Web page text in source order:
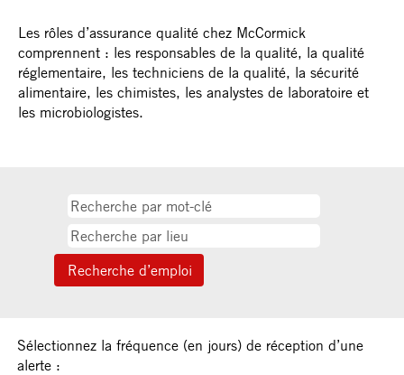
Les rôles d’assurance qualité chez McCormick
comprennent : les responsables de la qualité, la qualité
réglementaire, les techniciens de la qualité, la sécurité
alimentaire, les chimistes, les analystes de laboratoire et
les microbiologistes.
Sélectionnez la fréquence (en jours) de réception d’une
alerte :